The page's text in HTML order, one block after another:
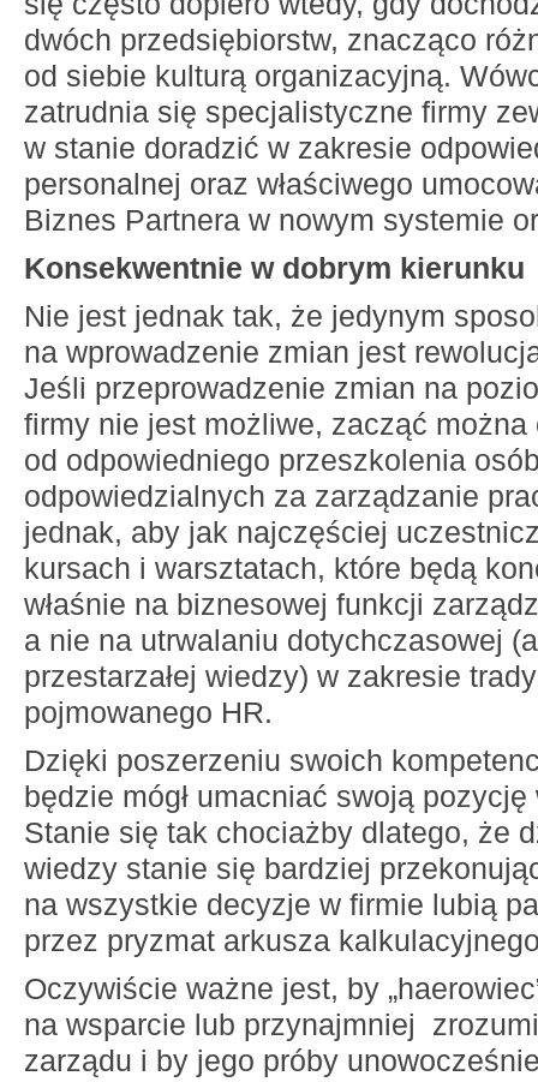
dwóch przedsiębiorstw, znacząco
od siebie kulturą organizacyjną.
zatrudnia się specjalistyczne firmy
w stanie doradzić w zakresie
personalnej oraz właściwego
Biznes Partnera w nowym systemie
Konsekwentnie w dobrym kierunku
Nie jest jednak tak, że jedynym
na wprowadzenie zmian jest
Jeśli przeprowadzenie zmian na
firmy nie jest możliwe, zacząć można
od odpowiedniego przeszkolenia
odpowiedzialnych za zarządzanie
jednak, aby jak najczęściej
kursach i warsztatach, które będą
właśnie na biznesowej funkcji
a nie na utrwalaniu dotychczasowej
przestarzałej wiedzy) w zakresie
pojmowanego HR.
Dzięki poszerzeniu swoich
będzie mógł umacniać swoją
Stanie się tak chociażby dlatego, że
wiedzy stanie się bardziej
na wszystkie decyzje w firmie lubią
przez pryzmat arkusza
Oczywiście ważne jest, by
na wsparcie lub przynajmniej
zarządu i by jego próby